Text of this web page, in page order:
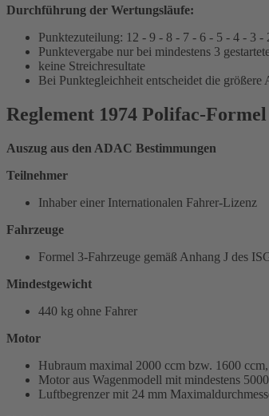
Durchführung der Wertungsläufe:
Punktezuteilung: 12 - 9 - 8 - 7 - 6 - 5 - 4 - 3 -
Punktevergabe nur bei mindestens 3
keine Streichresultate
Bei Punktegleichheit entscheidet die
Reglement 1974 Polifac-
Auszug aus den ADAC Bestimmungen
Teilnehmer
Inhaber einer Internationalen Fahrer-Lizenz
Fahrzeuge
Formel 3-Fahrzeuge gemäß Anhang J des
Mindestgewicht
440 kg ohne Fahrer
Motor
Hubraum maximal 2000 ccm bzw. 1600
Motor aus Wagenmodell mit mindestens
Luftbegrenzer mit 24 mm